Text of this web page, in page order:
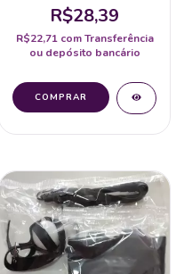
R$28,39
R$22,71 com Transferência
ou depósito bancário